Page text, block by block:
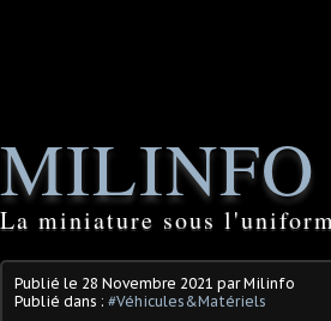
MILINFO
La miniature sous
Publié le 28 Novembre 2021 par Milinfo
Publié dans : #Véhicules&Matériels